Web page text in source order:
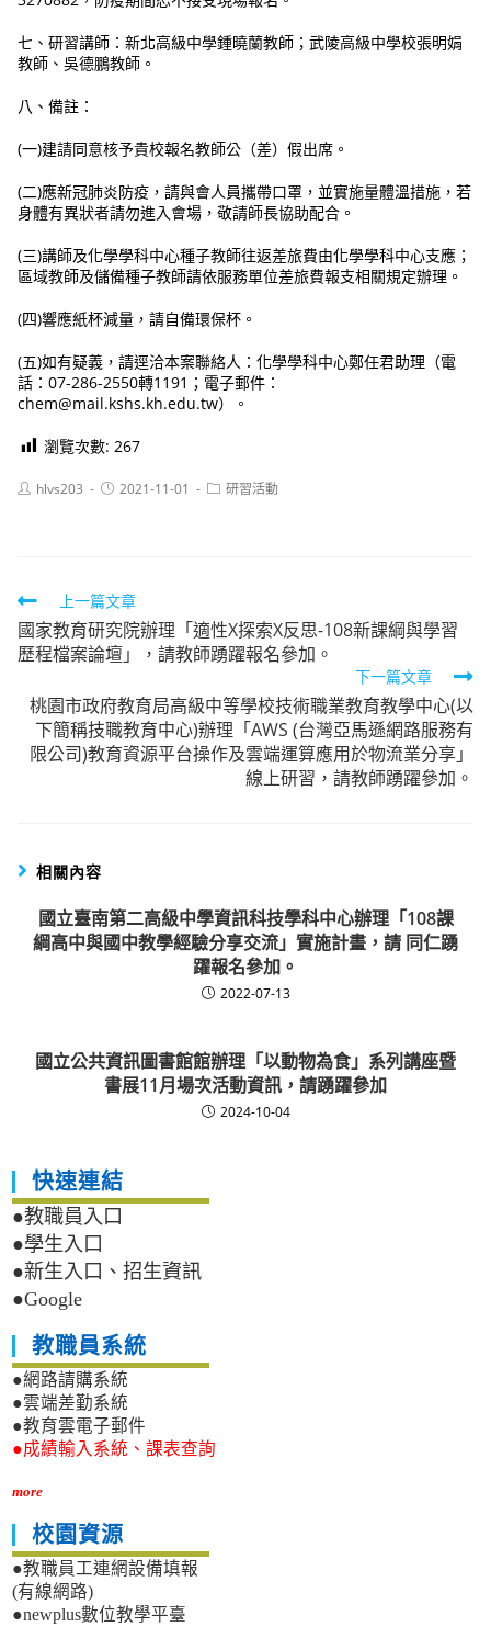
七、研習講師：新北高級中學鍾曉蘭教師；武陵高級中學校張明娟
教師、吳德鵬教師。
八、備註：
(一)建請同意核予貴校報名教師公（差）假出席。
(二)應新冠肺炎防疫，請與會人員攜帶口罩，並實施量體溫措施，若
身體有異狀者請勿進入會場，敬請師長協助配合。
(三)講師及化學學科中心種子教師往返差旅費由化學學科中心支應；
區域教師及儲備種子教師請依服務單位差旅費報支相關規定辦理。
(四)響應紙杯減量，請自備環保杯。
(五)如有疑義，請逕洽本案聯絡人：化學學科中心鄭任君助理（電
話：07-286-2550轉1191；電子郵件：
chem@mail.kshs.kh.edu.tw）。
瀏覽次數: 267
Posthlvs203
Post2021-11-01
Post研習活動
Read
more
articles
上一篇文章
國家教育研究院辦理「適性X探索X反思-108新課綱與學習
歷程檔案論壇」，請教師踴躍報名參加。
下一篇文章
桃園市政府教育局高級中等學校技術職業教育教學中心(以
下簡稱技職教育中心)辦理「AWS (台灣亞馬遜網路服務有
限公司)教育資源平台操作及雲端運算應用於物流業分享」
線上研習，請教師踴躍參加。
相關內容
國立臺南第二高級中學資訊科技學科中心辦理「108課
綱高中與國中教學經驗分享交流」實施計畫，請 同仁踴
躍報名參加。
2022-07-13
國立公共資訊圖書館館辦理「以動物為食」系列講座暨
書展11月場次活動資訊，請踴躍參加
2024-10-04
快速連結
●教職員入口
●學生入口
●新生入口、招生資訊
●Google
教職員系統
●網路請購系統
●雲端差勤系統
●教育雲電子郵件
●成績輸入系統、課表查詢
more
校園資源
●教職員工連網設備填報
(有線網路)
●newplus數位教學平臺